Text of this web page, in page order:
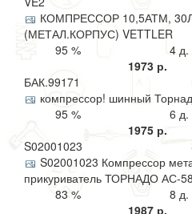
КОМПРЕССОР 10,5АТМ,
(МЕТАЛ.КОРПУС) VETTLER
95 %
4 д.
1973 р.
БАК.99171
компрессор! шинный
95 %
6 д.
1975 р.
S02001023
S02001023 Компрессор
прикуриватель ТОРНАДО АС-
83 %
8 д.
1987 р.